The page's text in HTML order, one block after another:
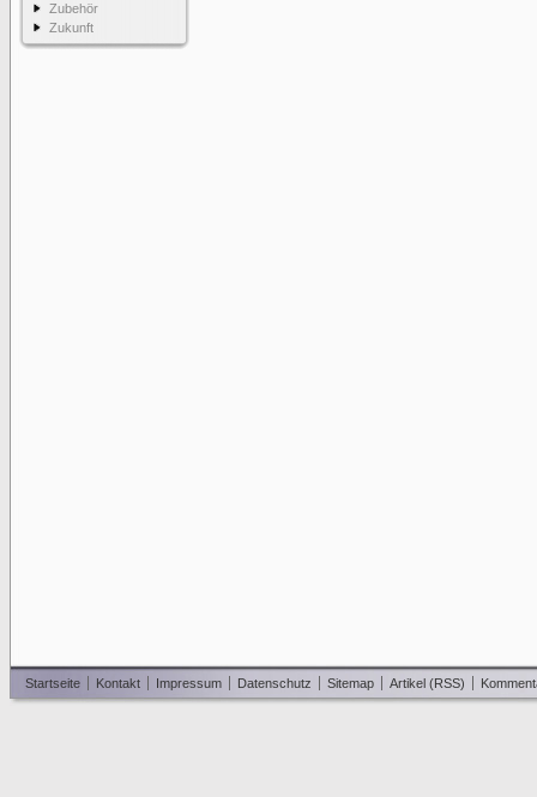
Zubehör
Zukunft
Startseite Kontakt Impressum Datenschutz Sitemap Artikel (RSS)